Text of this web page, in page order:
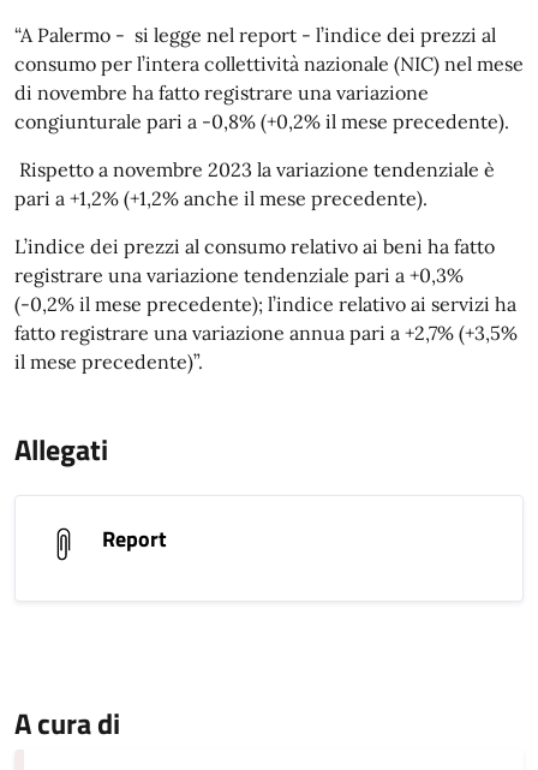
“A Palermo - si legge nel report - l’indice dei prezzi al
consumo per l’intera collettività nazionale (NIC) nel mese
di novembre ha fatto registrare una variazione
congiunturale pari a -0,8% (+0,2% il mese precedente).
Rispetto a novembre 2023 la variazione tendenziale è
pari a +1,2% (+1,2% anche il mese precedente).
L’indice dei prezzi al consumo relativo ai beni ha fatto
registrare una variazione tendenziale pari a +0,3%
(-0,2% il mese precedente); l’indice relativo ai servizi ha
fatto registrare una variazione annua pari a +2,7% (+3,5%
il mese precedente)”.
Allegati
Report
A cura di